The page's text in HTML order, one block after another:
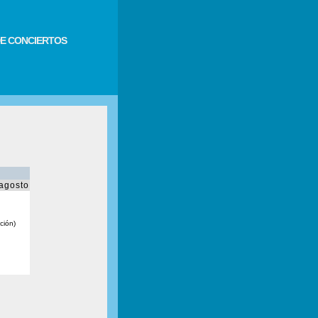
CONCIERTOS